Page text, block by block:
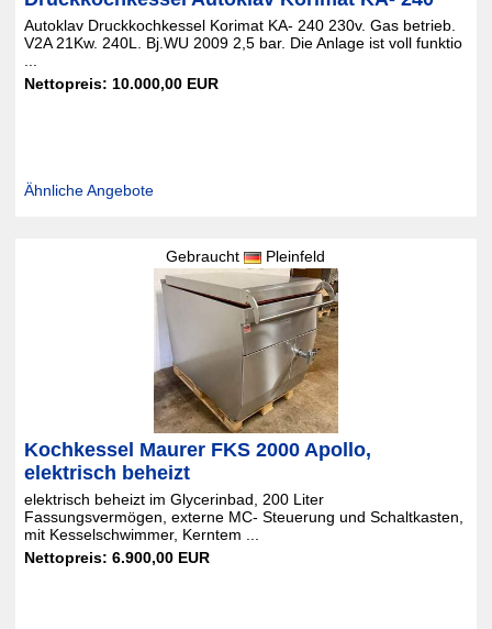
Autoklav Druckkochkessel Korimat KA- 240 230v. Gas betrieb.
V2A 21Kw. 240L. Bj.WU 2009 2,5 bar. Die Anlage ist voll funktio
Nettopreis: 10.000,00 EUR
Ähnliche Angebote
Gebraucht Pleinfeld
Kochkessel Maurer FKS 2000 Apollo,
elektrisch beheizt
elektrisch beheizt im Glycerinbad, 200 Liter
Fassungsvermögen, externe MC- Steuerung und Schaltkasten,
mit Kesselschwimmer, Kerntem ...
Nettopreis: 6.900,00 EUR